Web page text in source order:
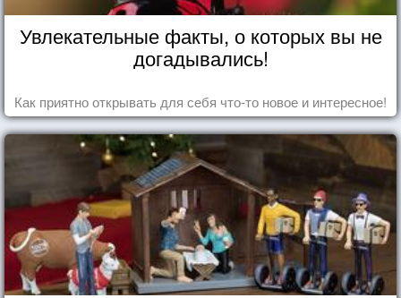
Увлекательные факты, о которых вы не
догадывались!
Как приятно открывать для себя что-то новое и интересное!